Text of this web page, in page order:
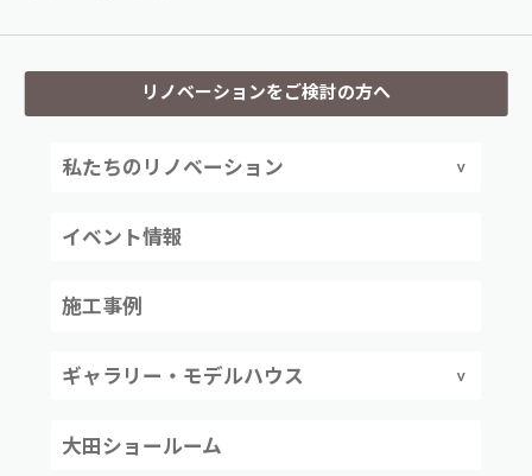
リノベーションをご検討の方へ
私たちのリノベーション
イベント情報
施工事例
ギャラリー・モデルハウス
大田ショールーム